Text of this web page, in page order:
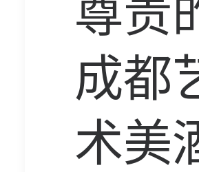
尊贵
成都
术美